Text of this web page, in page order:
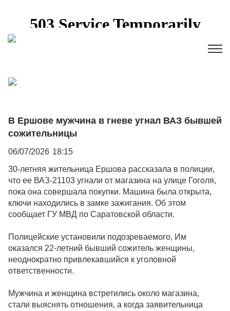
В Ершове мужчина в гневе угнал ВАЗ бывшей
сожительницы
06/07/2026 18:15
30-летняя жительница Ершова рассказала в полиции,
что ее ВАЗ-21103 угнали от магазина на улице Гоголя,
пока она совершала покупки. Машина была открыта,
ключи находились в замке зажигания. Об этом
сообщает ГУ МВД по Саратовской области.
Полицейские установили подозреваемого, Им
оказался 22-летний бывший сожитель женщины,
неоднократно привлекавшийся к уголовной
ответственности.
Мужчина и женщина встретились около магазина,
стали выяснять отношения, а когда заявительница